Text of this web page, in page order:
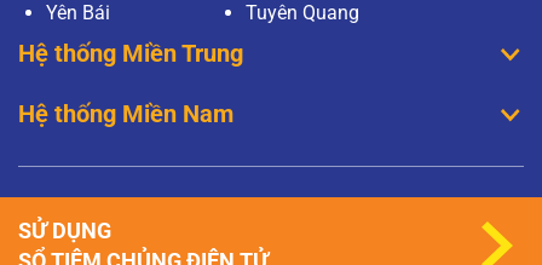
Yên Bái
Tuyên Quang
Hệ thống Miền Trung
Hệ thống Miền Nam
SỬ DỤNG